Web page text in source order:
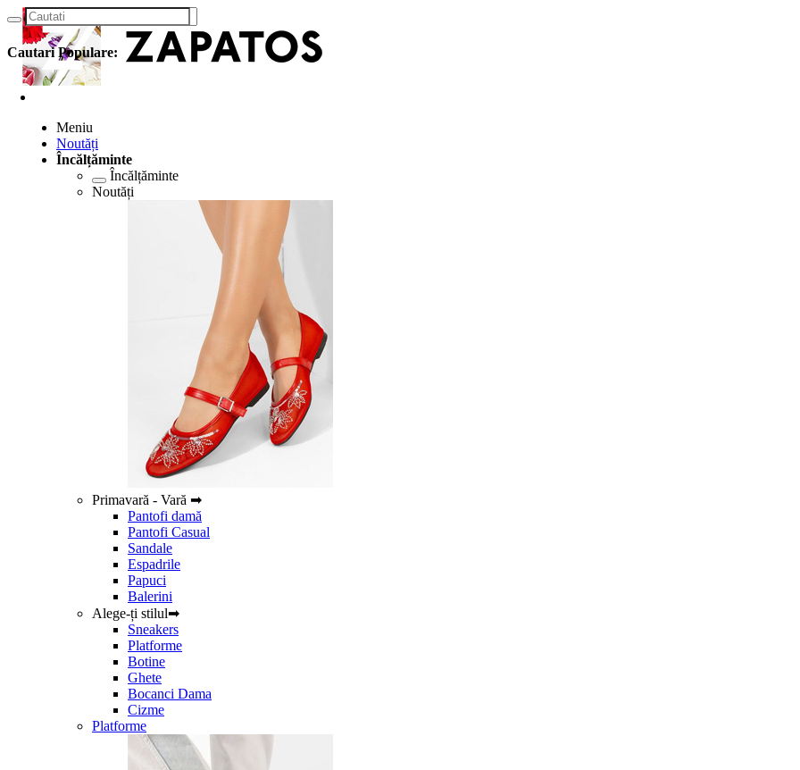
Cautari Populare:
Meniu
Noutăți
Încălțăminte
Încălțăminte
Noutăți
Primavară - Vară ➡
Pantofi damă
Pantofi Casual
Sandale
Espadrile
Papuci
Balerini
Alege-ți stilul➡
Sneakers
Platforme
Botine
Ghete
Bocanci Dama
Cizme
Platforme